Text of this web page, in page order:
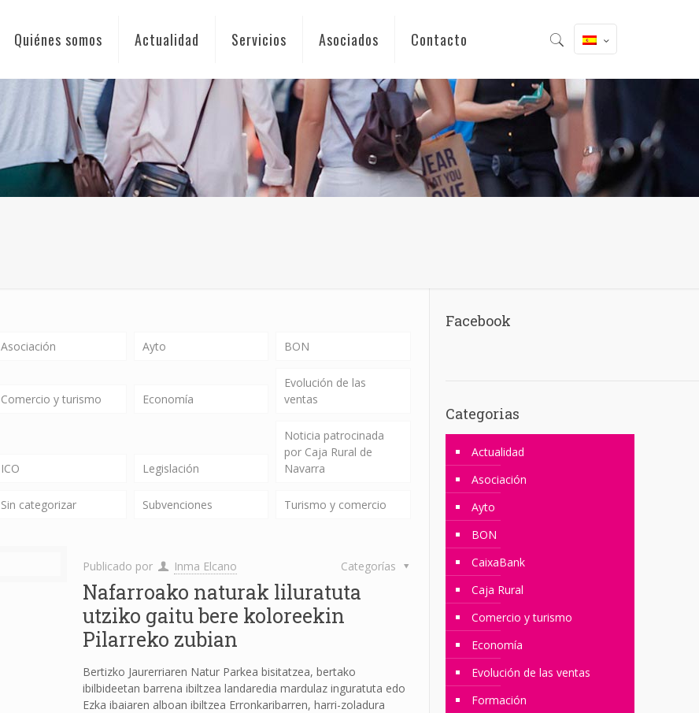
Quiénes somos Actualidad Servicios Asociados Contacto
Asociación Ayto BON
Comercio y turismo Economía
Evolución de las
ventas
ICO Legislación
Noticia patrocinada
por Caja Rural de
Navarra
Sin categorizar Subvenciones Turismo y comercio
Publicado por Inma Elcano Categorías
Nafarroako naturak liluratuta
utziko gaitu bere koloreekin
Pilarreko zubian
Bertizko Jaurerriaren Natur Parkea bisitatzea, bertako
ibilbideetan barrena ibiltzea landaredia mardulaz inguratuta edo
Ezka ibaiaren alboan ibiltzea Erronkaribarren, harri-zoladura
Facebook
Categorias
Actualidad
Asociación
Ayto
BON
CaixaBank
Caja Rural
Comercio y turismo
Economía
Evolución de las ventas
Formación